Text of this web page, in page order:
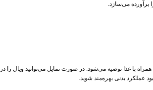
برآورده می‌سازد.
عملکرد بدنی بهره‌مند شوید.